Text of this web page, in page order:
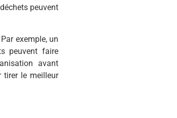
peuvent
exemple, un
peuvent faire
avant
tirer le meilleur